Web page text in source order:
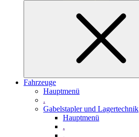
Fahrzeuge
Hauptmenü
.
Gabelstapler und Lagertechnik
Hauptmenü
.
.